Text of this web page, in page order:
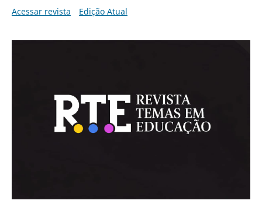
Acessar revista
Edição Atual